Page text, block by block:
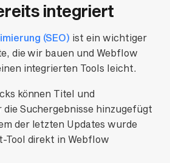
integriert
(SEO) ist ein wichtiger
die wir bauen und Webflow
integrierten Tools leicht.
können Titel und
Suchergebnisse hinzugefügt
der letzten Updates wurde
Tool direkt in Webflow